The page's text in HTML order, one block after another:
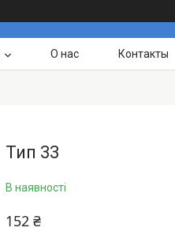
О нас Контакты
Тип 33
В наявності
152 ₴